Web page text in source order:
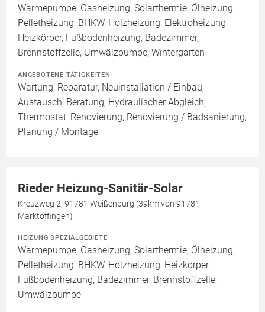
Wärmepumpe, Gasheizung, Solarthermie, Ölheizung,
Pelletheizung, BHKW, Holzheizung, Elektroheizung,
Heizkörper, Fußbodenheizung, Badezimmer,
Brennstoffzelle, Umwälzpumpe, Wintergarten
ANGEBOTENE TÄTIGKEITEN
Wartung, Reparatur, Neuinstallation / Einbau,
Austausch, Beratung, Hydraulischer Abgleich,
Thermostat, Renovierung, Renovierung / Badsanierung,
Planung / Montage
Rieder Heizung-Sanitär-Solar
Kreuzweg 2, 91781 Weißenburg (39km von 91781
Marktoffingen)
HEIZUNG SPEZIALGEBIETE
Wärmepumpe, Gasheizung, Solarthermie, Ölheizung,
Pelletheizung, BHKW, Holzheizung, Heizkörper,
Fußbodenheizung, Badezimmer, Brennstoffzelle,
Umwälzpumpe